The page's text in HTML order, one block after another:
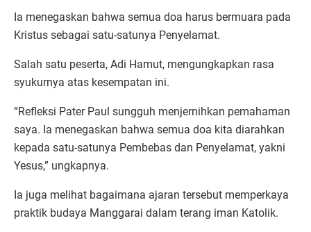
Ia menegaskan bahwa semua doa harus bermuara pada
Kristus sebagai satu-satunya Penyelamat.
Salah satu peserta, Adi Hamut, mengungkapkan rasa
syukurnya atas kesempatan ini.
“Refleksi Pater Paul sungguh menjernihkan pemahaman
saya. Ia menegaskan bahwa semua doa kita diarahkan
kepada satu-satunya Pembebas dan Penyelamat, yakni
Yesus,” ungkapnya.
Ia juga melihat bagaimana ajaran tersebut memperkaya
praktik budaya Manggarai dalam terang iman Katolik.